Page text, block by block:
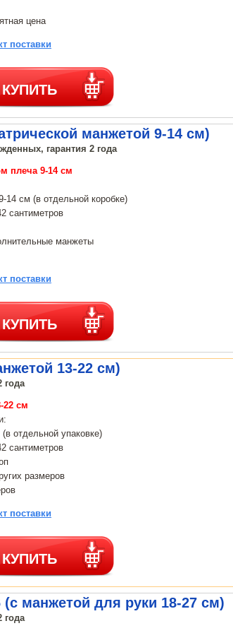
цена
поставки
КУПИТЬ
манжетой 9-14 см)
гарантия 2 года
плеча 9-14 см
14 см (в отдельной коробке)
сантиметров
манжеты
поставки
КУПИТЬ
13-22 см)
года
22 см
отдельной упаковке)
сантиметров
размеров
поставки
КУПИТЬ
(с манжетой для руки 18-27 см)
года